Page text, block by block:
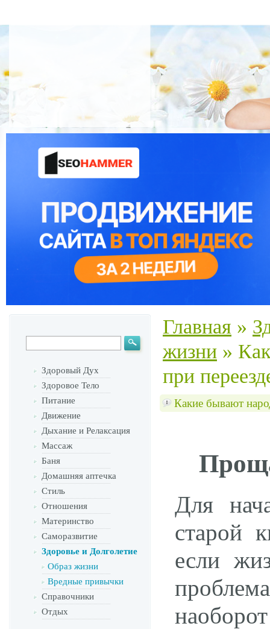
Здоровый Дух
Здоровое Тело
Питание
Движение
Дыхание и Релаксация
Массаж
Баня
Домашняя аптечка
Стиль
Отношения
Материнство
Саморазвитие
Здоровье и Долголетие
Образ жизни
Вредные привычки
Справочники
Отдых
Главная »
жизни »
при
Какие бывают
Для
старой
если